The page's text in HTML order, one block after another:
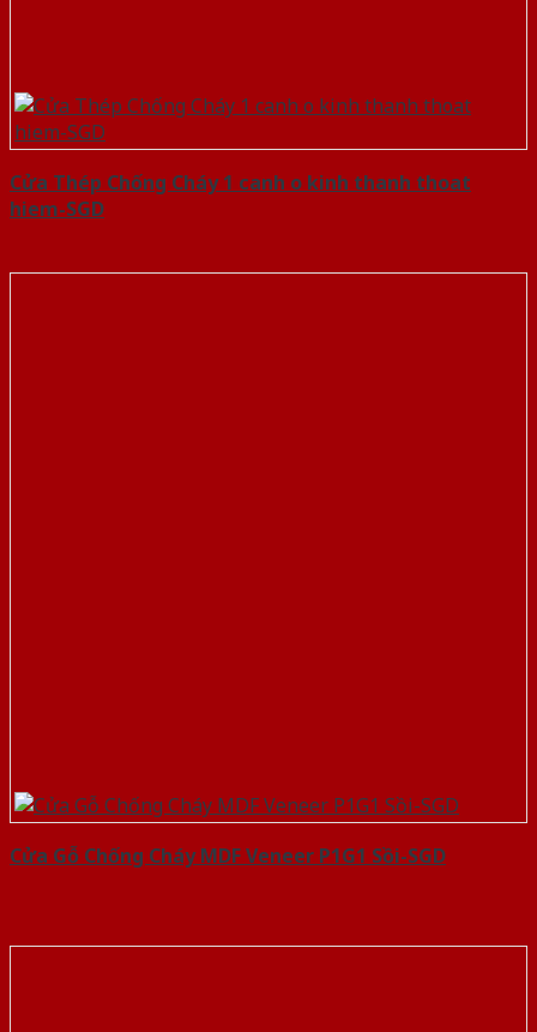
Cửa Thép Chống Cháy 1 canh o kinh thanh thoat
hiem-SGD
Cửa Gỗ Chống Cháy MDF Veneer P1G1 Sồi-SGD